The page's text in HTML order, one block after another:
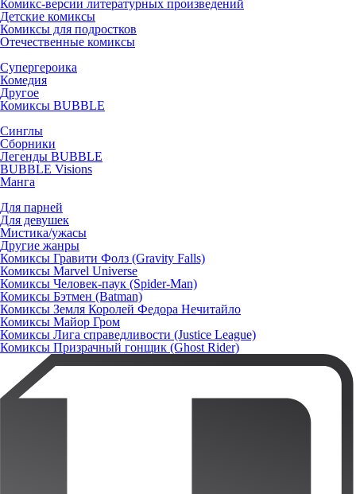
Комикс-версии литературных произведений
Детские комиксы
Комиксы для подростков
Отечественные комиксы
Супергероика
Комедия
Другое
Комиксы BUBBLE
Синглы
Сборники
Легенды BUBBLE
BUBBLE Visions
Манга
Для парней
Для девушек
Мистика/ужасы
Другие жанры
Комиксы Гравити Фолз (Gravity Falls)
Комиксы Marvel Universe
Комиксы Человек-паук (Spider-Man)
Комиксы Бэтмен (Batman)
Комиксы Земля Королей Федора Нечитайло
Комиксы Майор Гром
Комиксы Лига справедливости (Justice League)
Комиксы Призрачный гонщик (Ghost Rider)